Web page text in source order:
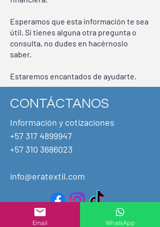
Esperamos que esta información te sea
útil. Si tienes alguna otra pregunta o
consulta, no dudes en hacérnoslo
saber.
Estaremos encantados de ayudarte.
CONTÁCTANOS
Información y cotizaciones
+57 317 4899947
+57 310 3686023
info@eratextil.com
Email WhatsApp